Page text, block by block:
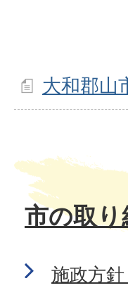
大和郡山
市の取り
施政方